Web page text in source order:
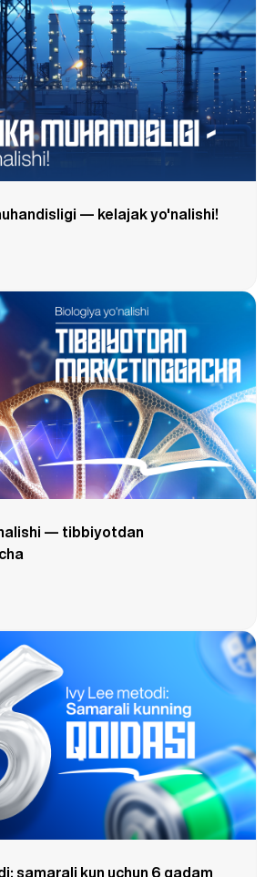
— kelajak yo'nalishi!
— tibbiyotdan
samarali kun uchun 6 qadam